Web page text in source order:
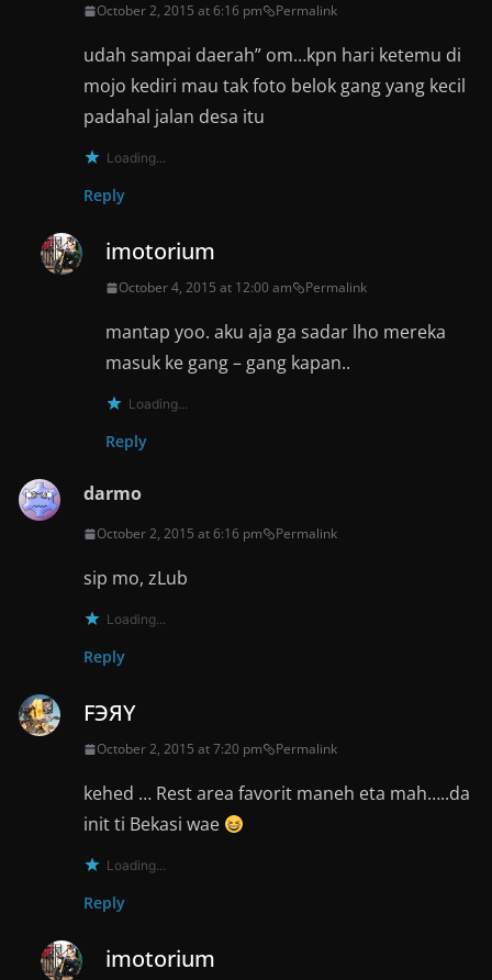
October 2, 2015 at 6:16 pm Permalink
udah sampai daerah” om…kpn hari ketemu di
mojo kediri mau tak foto belok gang yang kecil
padahal jalan desa itu
Loading...
Reply
imotorium
October 4, 2015 at 12:00 am Permalink
mantap yoo. aku aja ga sadar lho mereka
masuk ke gang – gang kapan..
Loading...
Reply
darmo
October 2, 2015 at 6:16 pm Permalink
sip mo, zLub
Loading...
Reply
FЭЯY
October 2, 2015 at 7:20 pm Permalink
kehed … Rest area favorit maneh eta mah…..da
init ti Bekasi wae
Loading...
Reply
imotorium